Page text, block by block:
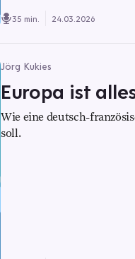
35 min. 24.03.2026
Jörg Kukies
Europa ist
Wie eine deutsch-
soll.